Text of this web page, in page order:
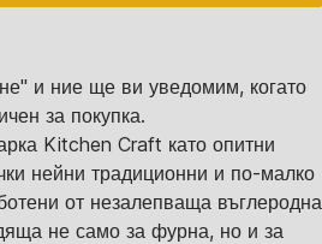
и ние ще ви уведомим, когато
за покупка.
Kitchen Craft като опитни
нейни традиционни и по-малко
от незалепваща въглеродна
не само за фурна, но и за